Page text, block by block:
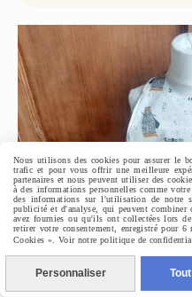
Nous utilisons des cookies pour assurer le
trafic et pour vous offrir une meilleure
partenaires et nous peuvent utiliser des
à des informations personnelles comme
des informations sur l'utilisation de notre
publicité et d'analyse, qui peuvent combiner
avez fournies ou qu'ils ont collectées lors
retirer votre consentement, enregistré pour
Cookies ». Voir notre politique de
Personnaliser